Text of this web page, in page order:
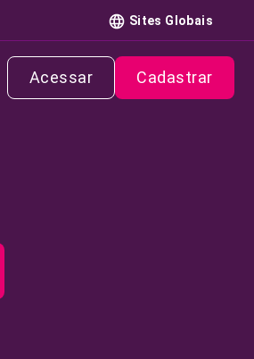
Sites Globais
Acessar Cadastrar